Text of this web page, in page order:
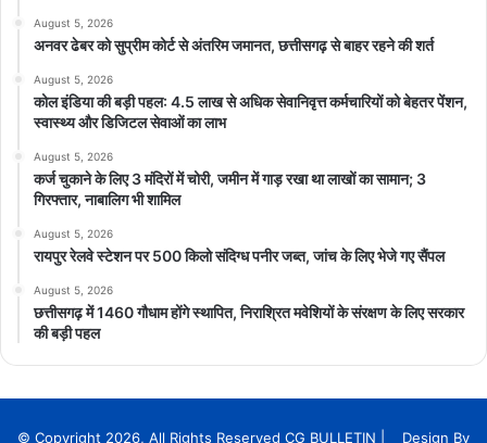
August 5, 2026
अनवर ढेबर को सुप्रीम कोर्ट से अंतरिम जमानत, छत्तीसगढ़ से बाहर रहने की शर्त
August 5, 2026
कोल इंडिया की बड़ी पहल: 4.5 लाख से अधिक सेवानिवृत्त कर्मचारियों को बेहतर पेंशन,
स्वास्थ्य और डिजिटल सेवाओं का लाभ
August 5, 2026
कर्ज चुकाने के लिए 3 मंदिरों में चोरी, जमीन में गाड़ रखा था लाखों का सामान; 3
गिरफ्तार, नाबालिग भी शामिल
August 5, 2026
रायपुर रेलवे स्टेशन पर 500 किलो संदिग्ध पनीर जब्त, जांच के लिए भेजे गए सैंपल
August 5, 2026
छत्तीसगढ़ में 1460 गौधाम होंगे स्थापित, निराश्रित मवेशियों के संरक्षण के लिए सरकार
की बड़ी पहल
© Copyright 2026, All Rights Reserved CG BULLETIN | Design By